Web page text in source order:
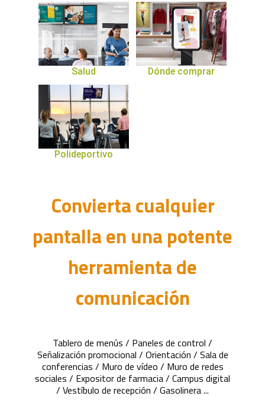
Salud Dónde comprar
Polideportivo
Convierta cualquier
pantalla en una potente
herramienta de
comunicación
Tablero de menús / Paneles de control /
Señalización promocional / Orientación / Sala de
conferencias / Muro de vídeo / Muro de redes
sociales / Expositor de farmacia / Campus digital
/ Vestíbulo de recepción / Gasolinera ...